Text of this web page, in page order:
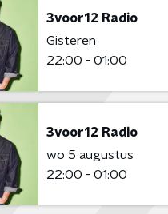
3voor12 Radio
Gisteren
22:00 - 01:00
3voor12 Radio
wo 5 augustus
22:00 - 01:00